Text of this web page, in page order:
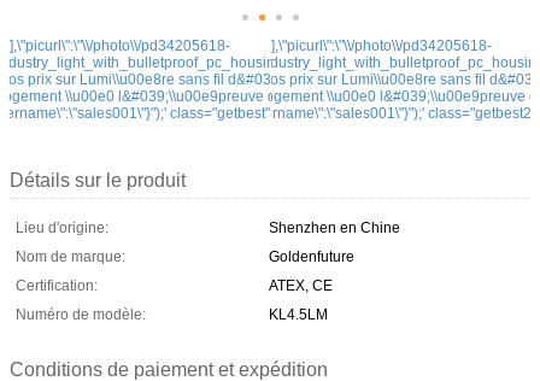
photo\\/pd34205618-
prix sur Lumi\\u00e8re sans fil d&#039;industrie du Cree
\\u00e0 l&#039;\\u00e9preuve des balles de
class="getbest">
meilleur
prix
\"]],\"picurl\":\"\\/photo\\/pd34205618-
vous pla\\u00eet envoyer vos prix sur Lumi\\u00e8re sans fil
120lumens avec le logement \\u00e0 l&#039;\\u00e9preuve
PC\",\"username\":\"sales001\"}");'
Détails sur le produit
Lieu d'origine:
Shenzhen en Chine
Nom de marque:
Goldenfuture
Certification:
ATEX, CE
Numéro de modèle:
KL4.5LM
Conditions de paiement et expédition